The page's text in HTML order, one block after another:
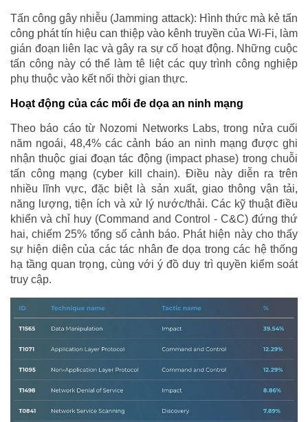
Tấn công gây nhiễu (Jamming attack): Hình thức mà kẻ tấn
công phát tín hiệu can thiệp vào kênh truyền của Wi-Fi, làm
gián đoạn liên lạc và gây ra sự cố hoạt động. Những cuộc
tấn công này có thể làm tê liệt các quy trình công nghiệp
phụ thuộc vào kết nối thời gian thực.
Hoạt động của các mối đe dọa an ninh mạng
Theo báo cáo từ Nozomi Networks Labs, trong nửa cuối
năm ngoái, 48,4% các cảnh báo an ninh mạng được ghi
nhận thuộc giai đoạn tác động (impact phase) trong chuỗi
tấn công mạng (cyber kill chain). Điều này diễn ra trên
nhiều lĩnh vực, đặc biệt là sản xuất, giao thông vận tải,
năng lượng, tiện ích và xử lý nước/thải. Các kỹ thuật điều
khiển và chỉ huy (Command and Control - C&C) đứng thứ
hai, chiếm 25% tổng số cảnh báo. Phát hiện này cho thấy
sự hiện diện của các tác nhân đe dọa trong các hệ thống
hạ tầng quan trọng, cùng với ý đồ duy trì quyền kiểm soát
truy cập.